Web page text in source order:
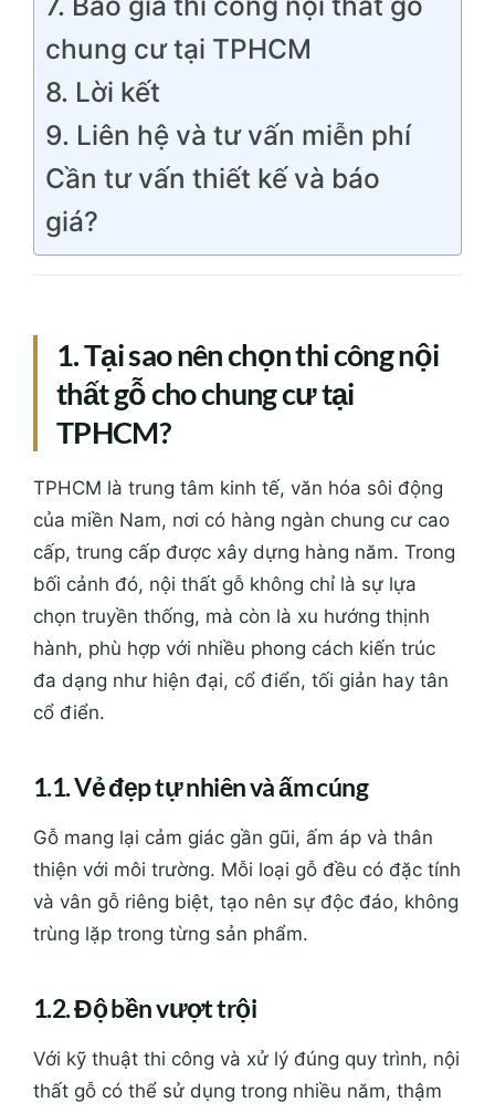
chung cư tại TPHCM
8. Lời kết
9. Liên hệ và tư vấn miễn phí
Cần tư vấn thiết kế và báo
giá?
1. Tại sao nên chọn thi công nội
thất gỗ cho chung cư tại
TPHCM?
TPHCM là trung tâm kinh tế, văn hóa sôi động
của miền Nam, nơi có hàng ngàn chung cư cao
cấp, trung cấp được xây dựng hàng năm. Trong
bối cảnh đó, nội thất gỗ không chỉ là sự lựa
chọn truyền thống, mà còn là xu hướng thịnh
hành, phù hợp với nhiều phong cách kiến trúc
đa dạng như hiện đại, cổ điển, tối giản hay tân
cổ điển.
1.1. Vẻ đẹp tự nhiên và ấm cúng
Gỗ mang lại cảm giác gần gũi, ấm áp và thân
thiện với môi trường. Mỗi loại gỗ đều có đặc tính
và vân gỗ riêng biệt, tạo nên sự độc đáo, không
trùng lặp trong từng sản phẩm.
1.2. Độ bền vượt trội
Với kỹ thuật thi công và xử lý đúng quy trình, nội
thất gỗ có thể sử dụng trong nhiều năm, thậm